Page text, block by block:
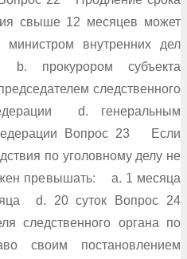
свыше 12 месяцев может
внутренних дел
b. прокурором субъекта
следственного
d. генеральным
Вопрос 23 Если
по уголовному делу не
превышать: a. 1 месяца
d. 20 суток Вопрос 24
следственного органа по
своим постановлением